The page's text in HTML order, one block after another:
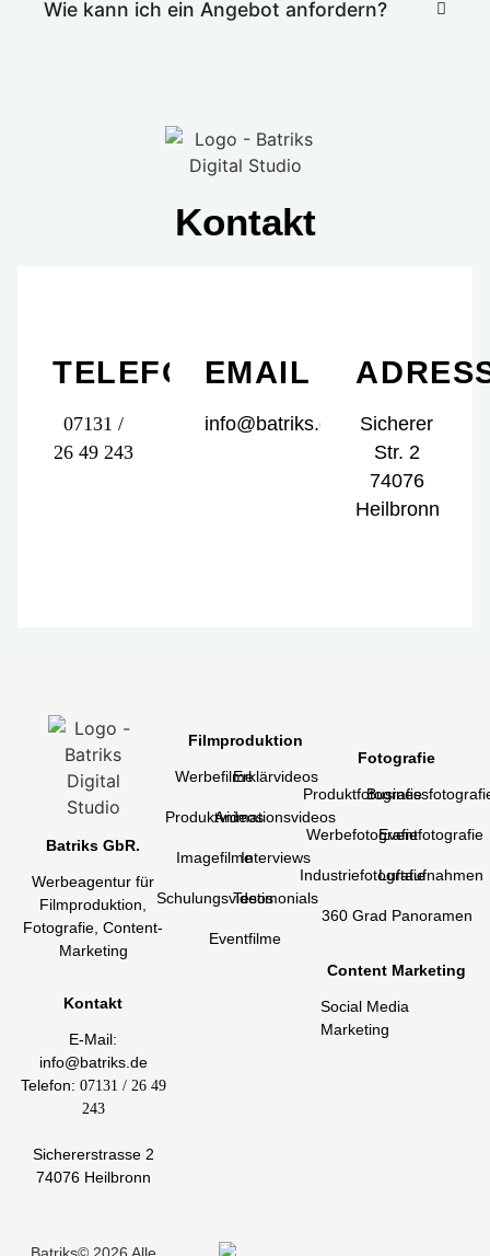
Wie kann ich ein Angebot anfordern?
Kontakt
TELEFON
07131 /
26 49 243
EMAIL
info@batriks.de
Sicherer
Str. 2
74076
Heilbronn
Batriks GbR.
Werbeagentur für
Filmproduktion,
Fotografie, Content-
Marketing
Kontakt
E-Mail:
info@batriks.de
Telefon: 07131 / 26 49
243
Sichererstrasse 2
74076 Heilbronn
Filmproduktion
Werbefilme
Produktvideos
Imagefilme
Schulungsvideos
Erklärvideos
Animationsvideos
Interviews
Testimonials
Eventfilme
Fotografie
Produktfotografie
Werbefotografie
Industriefotografie
Eventfotografie
Luftaufnahmen
360 Grad Panoramen
Content Marketing
Social Media
Marketing